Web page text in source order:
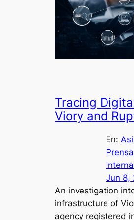
Tracing
Viory and
En:
Prensa
Jun 8,
An investigation
infrastructure of
agency registered